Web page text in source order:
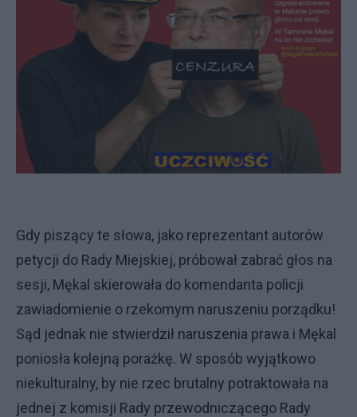
Gdy piszący te słowa, jako reprezentant autorów
petycji do Rady Miejskiej, próbował zabrać głos na
sesji, Mękal skierowała do komendanta policji
zawiadomienie o rzekomym naruszeniu porządku!
Sąd jednak nie stwierdził naruszenia prawa i Mękal
poniosła kolejną porażkę. W sposób wyjątkowo
niekulturalny, by nie rzec brutalny potraktowała na
jednej z komisji Rady przewodniczącego Rady